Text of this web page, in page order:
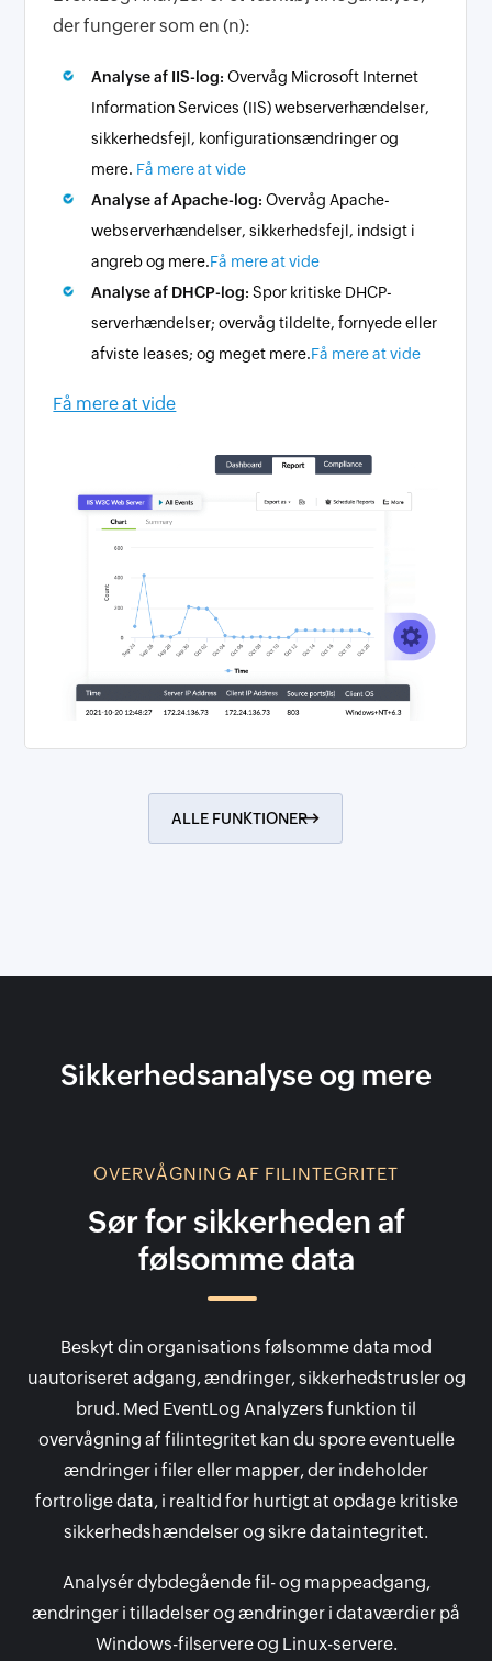
der fungerer som en (n):
Analyse af IIS-log: Overvåg Microsoft Internet
Information Services (IIS) webserverhændelser,
sikkerhedsfejl, konfigurationsændringer og
mere. Få mere at vide
Analyse af Apache-log: Overvåg Apache-
webserverhændelser, sikkerhedsfejl, indsigt i
angreb og mere.Få mere at vide
Analyse af DHCP-log:Spor kritiske DHCP-
serverhændelser; overvåg tildelte, fornyede eller
afviste leases; og meget mere.Få mere at vide
Få mere at vide
ALLE FUNKTIONER
Sikkerhedsanalyse og mere
OVERVÅGNING AF FILINTEGRITET
Sør for sikkerheden af
følsomme data
Beskyt din organisations følsomme data mod
uautoriseret adgang, ændringer, sikkerhedstrusler og
brud. Med EventLog Analyzers funktion til
overvågning af filintegritet kan du spore eventuelle
ændringer i filer eller mapper, der indeholder
fortrolige data, i realtid for hurtigt at opdage kritiske
sikkerhedshændelser og sikre dataintegritet.
Analysér dybdegående fil- og mappeadgang,
ændringer i tilladelser og ændringer i dataværdier på
Windows-filservere og Linux-servere.